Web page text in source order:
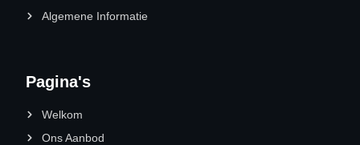
Pagina's
Welkom
Ons Aanbod
Algemene Informatie